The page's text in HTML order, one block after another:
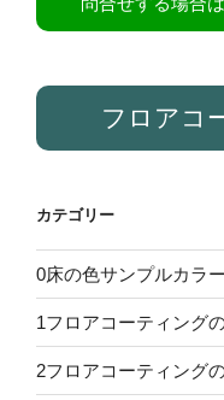
フロアコ
カテゴリー
0床の色サンプルカラー
1フロアコーティング
2フロアコーティング